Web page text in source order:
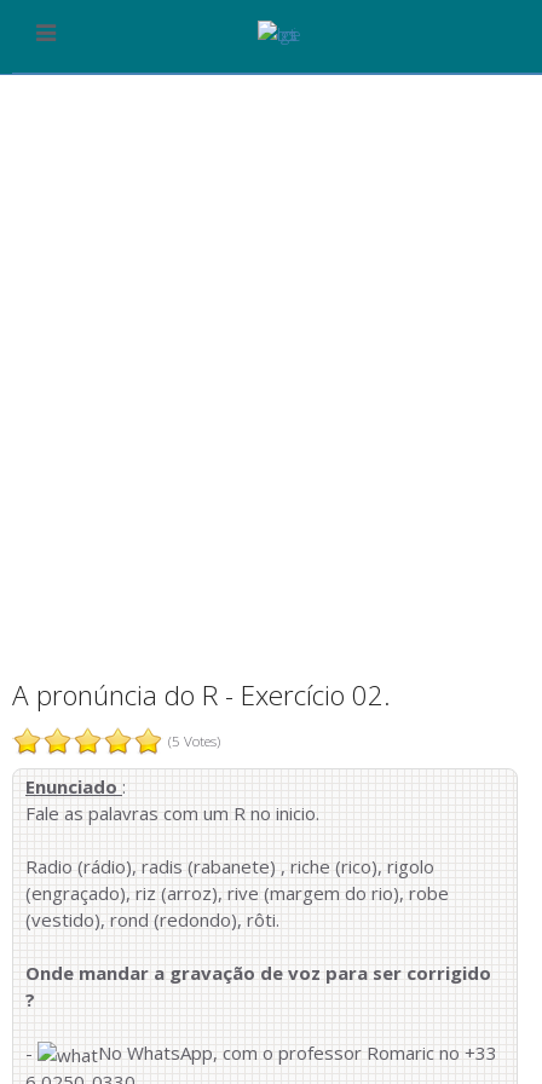
A pronúncia do R - Exercício 02.
(5 Votes)
Enunciado :
Fale as palavras com um R no inicio.
Radio (rádio), radis (rabanete) , riche (rico), rigolo
(engraçado), riz (arroz), rive (margem do rio), robe
(vestido), rond (redondo), rôti.
Onde mandar a gravação de voz para ser corrigido
?
-
No WhatsApp, com o professor Romaric no +33